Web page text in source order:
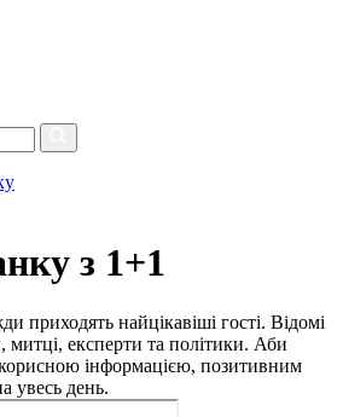
з 1+1
приходять найцікавіші гості. Відомі
митці, експерти та політики. Аби
інформацією, позитивним
увесь день.